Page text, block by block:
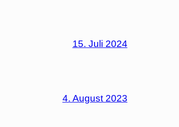
15. Juli 2024
4. August 2023